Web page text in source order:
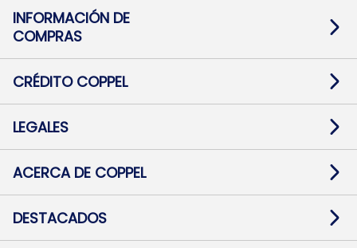
INFORMACIÓN DE
COMPRAS
Términos y condiciones
Botón de arrepentimiento
Mapa de sitio
CRÉDITO COPPEL
Solicitar Crédito
Medios de Pago
Pago Fácil Online
LEGALES
Baja contratos
Defensa al consumidor CABA
ACERCA DE COPPEL
Trabajá con Nosotros
Preguntas Frecuentes
DESTACADOS